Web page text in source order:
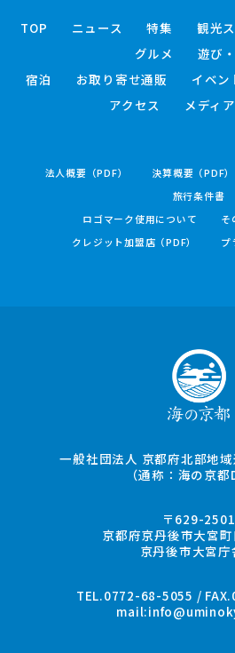
TOP ニュース 特集 観光
グルメ
遊び
宿泊
お取り寄せ通販 イベン
アクセス
メディ
法人概要（PDF） 決算概要（PDF）
旅行条件書
ロゴマーク使用について
そ
クレジット加盟店（PDF）
プ
一般社団法人 京都府北部地
（通称：海の京都
〒629-2501
京都府京丹後市大宮
京丹後市大宮庁
TEL.0772-68-5055 /
mail: